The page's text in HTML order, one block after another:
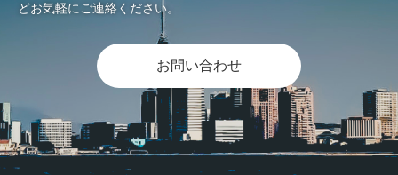
どお気軽にご連絡ください。
お問い合わせ